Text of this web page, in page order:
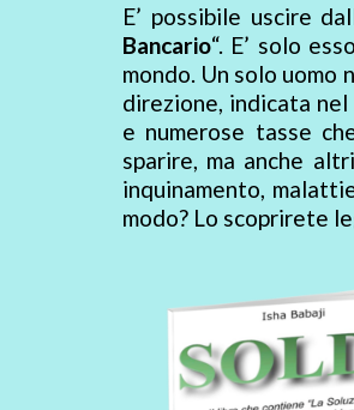
E’ possibile uscire
Bancario“. E’ solo
mondo. Un solo
direzione, indicata nel
e numerose tasse
sparire, ma anche
inquinamento,
modo? Lo scoprirete